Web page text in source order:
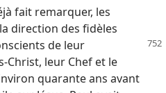
fait remarquer, les
direction des fidèles
de leur
Christ, leur Chef et le
quarante ans avant